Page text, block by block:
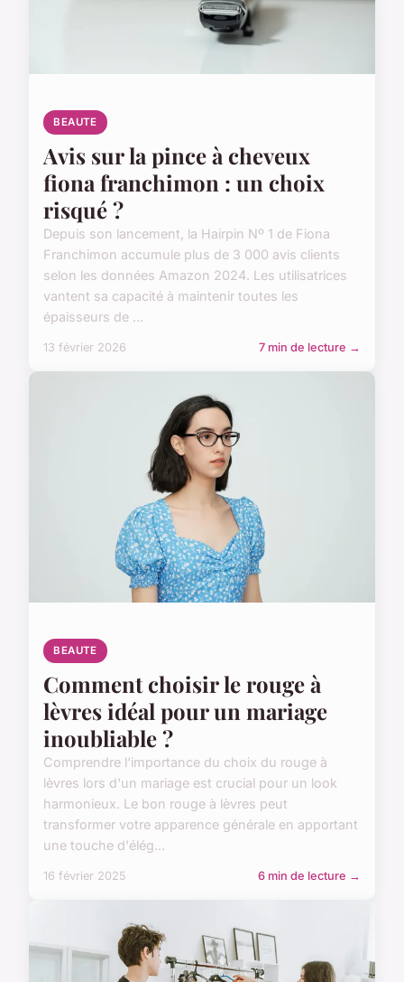
BEAUTE
Avis sur la pince à cheveux
fiona franchimon : un choix
risqué ?
Depuis son lancement, la Hairpin Nº 1 de Fiona
Franchimon accumule plus de 3 000 avis clients
selon les données Amazon 2024. Les utilisatrices
vantent sa capacité à maintenir toutes les
épaisseurs de ...
13 février 2026 7 min de lecture →
BEAUTE
Comment choisir le rouge à
lèvres idéal pour un mariage
inoubliable ?
Comprendre l'importance du choix du rouge à
lèvres lors d'un mariage est crucial pour un look
harmonieux. Le bon rouge à lèvres peut
transformer votre apparence générale en apportant
une touche d'élég...
16 février 2025 6 min de lecture →